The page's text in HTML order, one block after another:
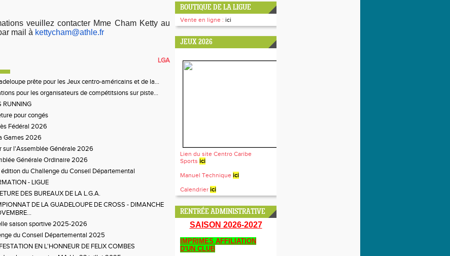
veuillez contacter Mme ChamKetty au
mail à kettycham@athle.fr
LGA
prête pour les Jeux centro-américains et de la...
pour les organisateurs de compétitsions sur piste...
RUNNING
pour congés
Fédéral 2026
Games 2026
sur l'Assemblée Générale 2026
Générale Ordinaire 2026
du Challenge du Conseil Départemental
- LIGUE
DES BUREAUX DE LA L.G.A.
DE LA GUADELOUPE DE CROSS - DIMANCHE
saison sportive 2025-2026
du Conseil Départemental 2025
EN L'HONNEUR DE FELIX COMBES
BOUTIQUE DE LA LIGUE
Vente en ligne : ici
JEUX 2026
Lien du site Centro Caribe
Sports ici
Manuel Technique ici
Calendrier ici
RENTRÉE ADMINISTRATIVE
SAISON 2026-2027
IMPRIMES AFFILIATION
D'UN CLUB